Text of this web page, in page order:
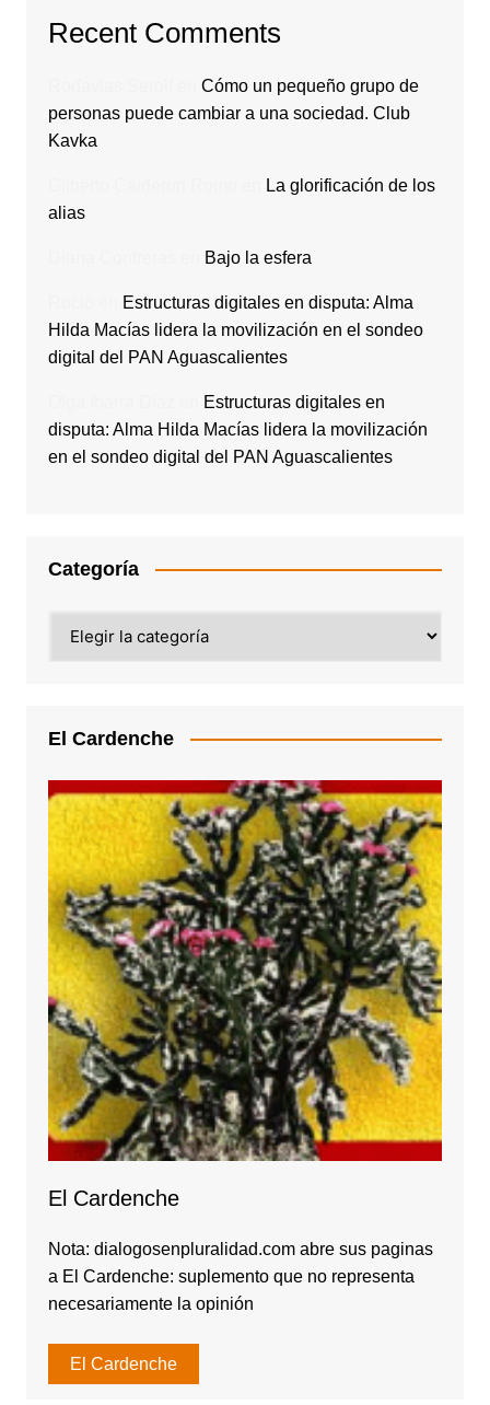
Recent Comments
Cómo un pequeño grupo de
personas puede cambiar a una sociedad. Club
Kavka
La glorificación de los
alias
Bajo la esfera
Estructuras digitales en disputa: Alma
Hilda Macías lidera la movilización en el sondeo
digital del PAN Aguascalientes
Estructuras digitales en
disputa: Alma Hilda Macías lidera la movilización
en el sondeo digital del PAN Aguascalientes
Categoría
El Cardenche
El Cardenche
Nota: dialogosenpluralidad.com abre sus paginas
a El Cardenche: suplemento que no representa
necesariamente la opinión
El Cardenche